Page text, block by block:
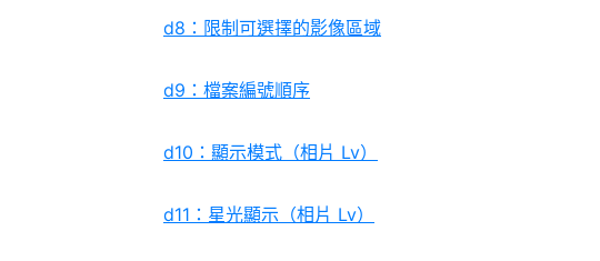
d8：限制可選擇的影像區域
d9：檔案編號順序
d10：顯示模式（相片 Lv）
d11：星光顯示（相片 Lv）